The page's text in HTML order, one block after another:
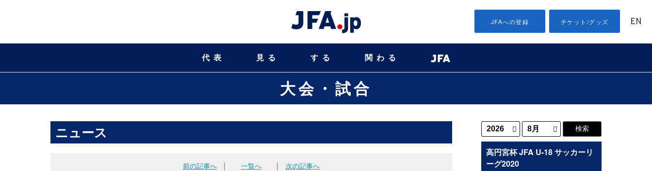
JFAへの登録 チケット/グッズ EN
代表 見る する 関わる
大会・試合
ニュース
前の記事へ│ 一覧へ 次の記事へ
高円宮杯 JFA U-18 サッカーリ
ーグ2020